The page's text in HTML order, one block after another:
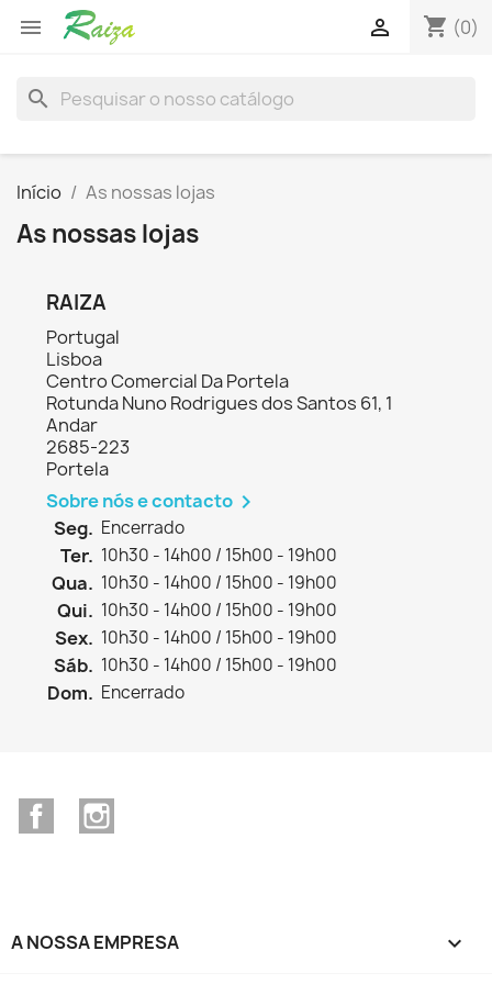
 shopping_cart (0)

search
Início As nossas lojas
As nossas lojas
RAIZA
Portugal
Lisboa
Centro Comercial Da Portela
Rotunda Nuno Rodrigues dos Santos 61, 1
Andar
2685-223
Portela
Sobre nós e contacto 
Seg. Encerrado
Ter. 10h30 - 14h00 / 15h00 - 19h00
Qua. 10h30 - 14h00 / 15h00 - 19h00
Qui. 10h30 - 14h00 / 15h00 - 19h00
Sex. 10h30 - 14h00 / 15h00 - 19h00
Sáb. 10h30 - 14h00 / 15h00 - 19h00
Dom. Encerrado
Facebook
A NOSSA EMPRESA 